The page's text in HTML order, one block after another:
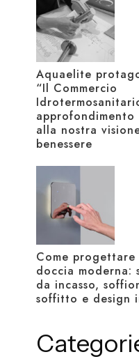
Aquaelite
“Il Commercio
alla nostra
benessere
Come progettare
doccia moderna:
da incasso,
soffitto e design